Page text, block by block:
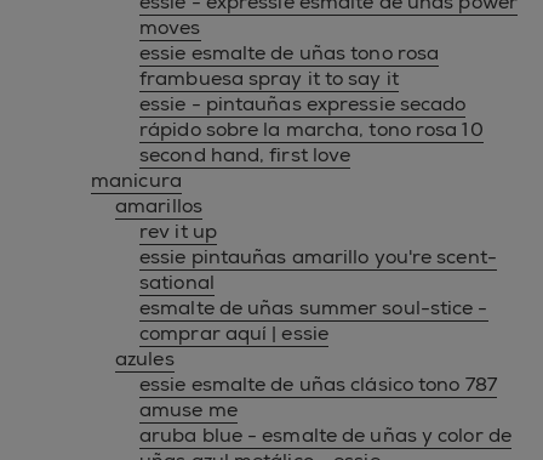
moves
essie esmalte de uñas tono rosa
frambuesa spray it to say it
essie - pintauñas expressie secado
rápido sobre la marcha, tono rosa 10
second hand, first love
manicura
amarillos
rev it up
essie pintauñas amarillo you're scent-
sational
esmalte de uñas summer soul-stice -
comprar aquí | essie
azules
essie esmalte de uñas clásico tono 787
amuse me
aruba blue - esmalte de uñas y color de